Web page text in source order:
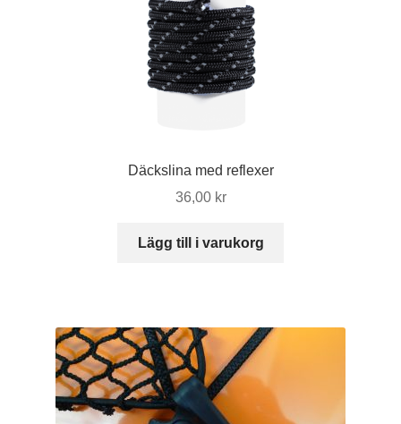
Däckslina med reflexer
36,00 kr
Lägg till i varukorg